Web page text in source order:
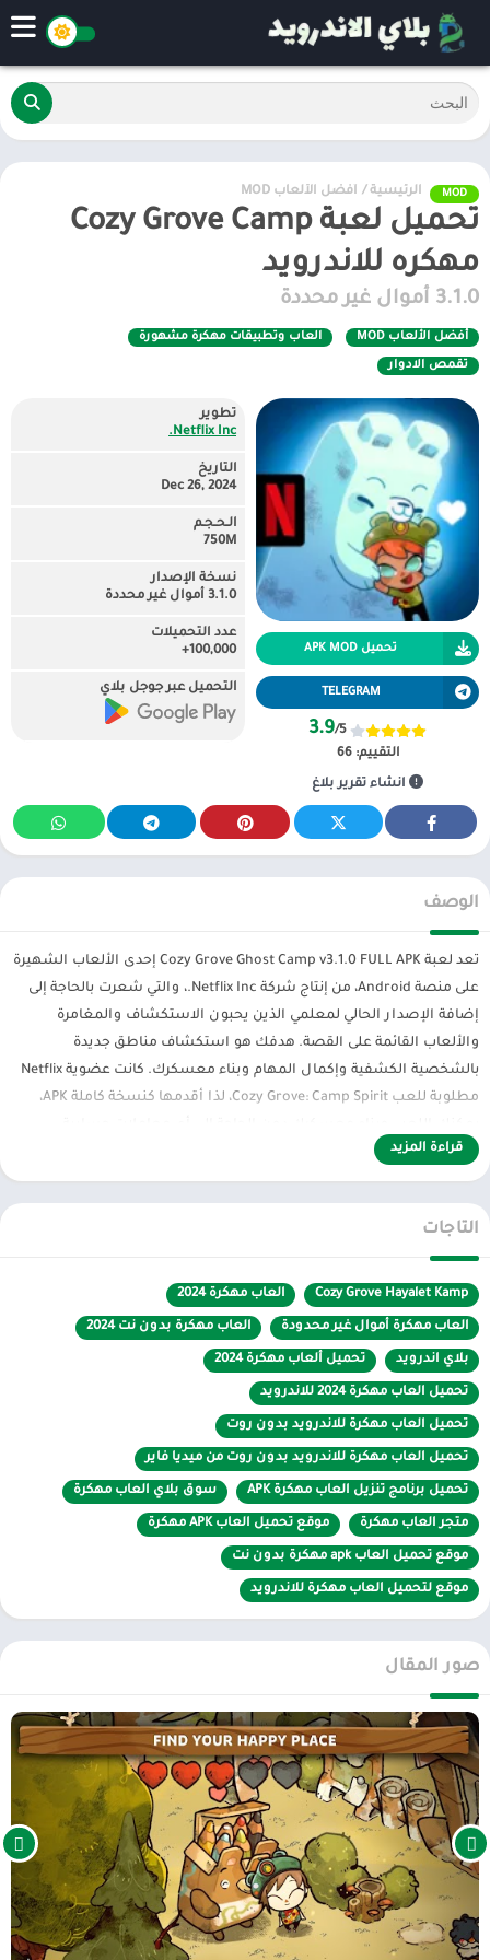
MOD الرئيسية / أفضل الألعاب MOD
تحميل لعبة Cozy Grove Camp
مهكره للاندرويد
3.1.0 أموال غير محددة
أفضل الألعاب MOD العاب وتطبيقات مهكرة مشهورة
تقمص الادوار
تحميل APK MOD
TELEGRAM
3.9/5
التقييم:66
انشاء تقرير بلاغ
تطوير
Netflix Inc.
التاريخ
Dec 26, 2024
الـحـجـم
750M
نسخة الإصدار
3.1.0 أموال غير محددة
عدد التحميلات
100,000+
التحميل عبر جوجل بلاي
الوصف
تعد لعبة Cozy Grove Ghost Camp v3.1.0 FULL APK إحدى الألعاب الشهيرة
على منصة Android، من إنتاج شركة Netflix Inc.، والتي شعرت بالحاجة إلى
إضافة الإصدار الحالي لمعلمي الذين يحبون الاستكشاف والمغامرة
والألعاب القائمة على القصة. هدفك هو استكشاف مناطق جديدة
بالشخصية الكشفية وإكمال المهام وبناء معسكرك. كانت عضوية Netflix
مطلوبة للعب Cozy Grove: Camp Spirit، لذا أقدمها كنسخة كاملة APK،
الأصدقاء الذين يمكنك التفاعل معهم، وعشرات المواد، والخرائط
المختلفة، والمزيد في انتظارك. في الإصدار 3.1.0 من Cozy Grove Ghost
Camp، تم تصحيح الأخطاء وزيادة عدد الأجهزة المدعومة. الرسومات ثنائية
الأبعاد وجودة الصوت جيدة. يمكن توفير عناصر التحكم بإصبعين. تم تنزيل
Cozy Grove Ghost Camp أكثر من 4000 مرة في
الألعاب التي تنتقل إلى الأجهزة المحمولة عبر STEAM.
الان عبر موقعنا PlaYalandroiD متجر بلاي ، android store يمكنكم تحميل
العاب مهكرة ، تطبيقات اندرويد بريميوم ، مجاناً يتم مراجعة الألعاب
والبرامج وتحديثات مستمرة اول بأول على، متجر العاب مهكرة.
قراءة المزيد
التاجات
Cozy Grove Hayalet Kamp العاب مهكرة 2024
العاب مهكرة أموال غير محدودة العاب مهكرة بدون نت 2024
بلاي اندرويد تحميل ألعاب مهكرة 2024
تحميل العاب مهكرة 2024 للاندرويد
تحميل العاب مهكرة للاندرويد بدون روت
تحميل العاب مهكرة للاندرويد بدون روت من ميديا فاير
تحميل برنامج تنزيل العاب مهكرة APK سوق بلاي العاب مهكرة
متجر العاب مهكرة موقع تحميل العاب APK مهكرة
موقع تحميل العاب apk مهكرة بدون نت
موقع لتحميل العاب مهكرة للاندرويد
صور المقال